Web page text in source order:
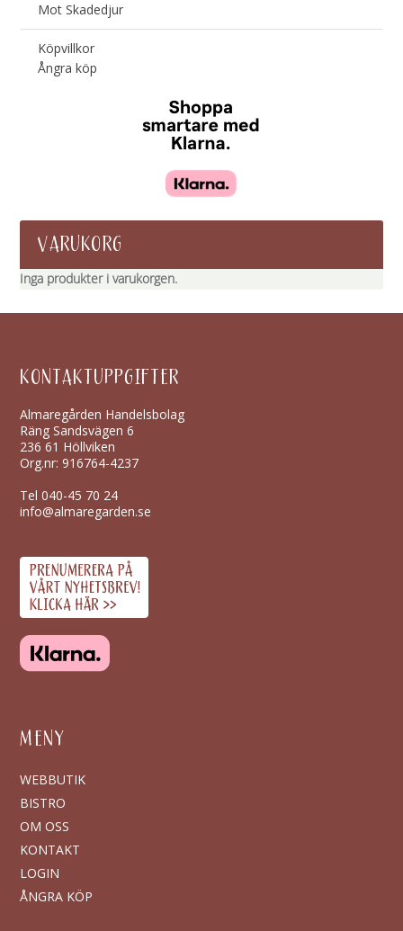
Mot Skadedjur
Köpvillkor
Ångra köp
VARUKORG
Inga produkter i varukorgen.
KONTAKTUPPGIFTER
Almaregården Handelsbolag
Räng Sandsvägen 6
236 61 Höllviken
Org.nr: 916764-4237
Tel040-45 70 24
info@almaregarden.se
MENY
WEBBUTIK
BISTRO
OM OSS
KONTAKT
LOGIN
ÅNGRA KÖP